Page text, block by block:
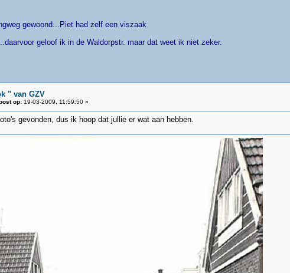
gewoond...Piet had zelf een viszaak
geloof ik in de Waldorpstr. maar dat weet ik niet zeker.
" van GZV
op:19-03-2009, 11:59:50 »
gevonden, dus ik hoop dat jullie er wat aan hebben.